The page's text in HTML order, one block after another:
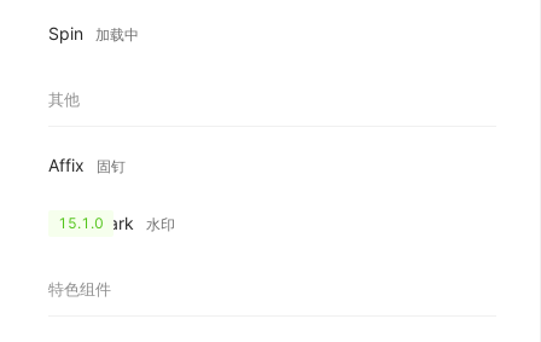
Spin 加载中
其他
Affix 固钉
Watermark 水印
15.1.0
特色组件